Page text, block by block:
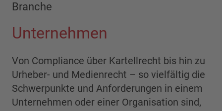
Branche
Unternehmen
Von Compliance über Kartellrecht bis hin zu
Urheber- und Medienrecht – so vielfältig die
Schwerpunkte und Anforderungen in einem
Unternehmen oder einer Organisation sind,